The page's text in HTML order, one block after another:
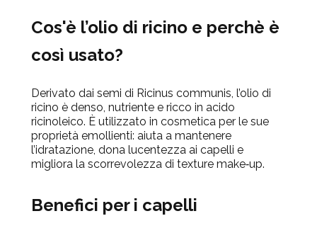
Cos'è l’olio di ricino e perchè è
così usato?
Derivato dai semi di Ricinus communis, l’olio di
ricino è denso, nutriente e ricco in acido
ricinoleico. È utilizzato in cosmetica per le sue
proprietà emollienti: aiuta a mantenere
l’idratazione, dona lucentezza ai capelli e
migliora la scorrevolezza di texture make‑up.
Benefici per i capelli